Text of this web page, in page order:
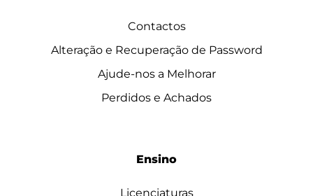
Contactos
Alteração e Recuperação de Password
Ajude-nos a Melhorar
Perdidos e Achados
Ensino
Licenciaturas